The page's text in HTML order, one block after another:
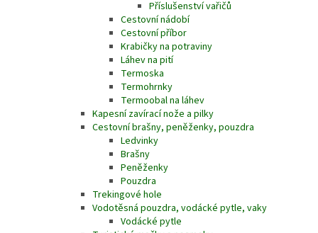
Příslušenství vařičů
Cestovní nádobí
Cestovní příbor
Krabičky na potraviny
Láhev na pití
Termoska
Termohrnky
Termoobal na láhev
Kapesní zavírací nože a pilky
Cestovní brašny, peněženky, pouzdra
Ledvinky
Brašny
Peněženky
Pouzdra
Trekingové hole
Vodotěsná pouzdra, vodácké pytle, vaky
Vodácké pytle